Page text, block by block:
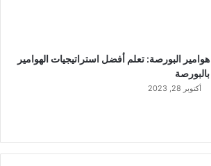
هوامير البورصة: تعلم أفضل استراتيجيات الهوامير
بالبورصة
أكتوبر 28, 2023